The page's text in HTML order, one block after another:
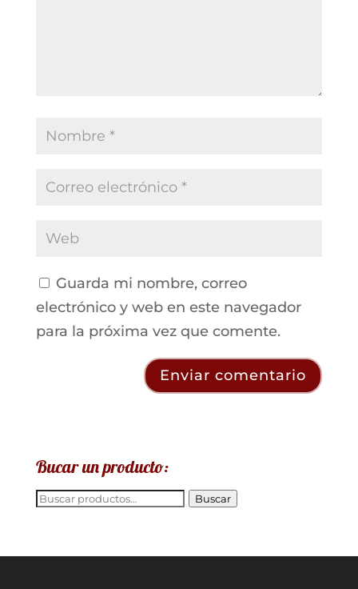
Guarda mi nombre, correo
electrónico y web en este navegador
para la próxima vez que comente.
Bucar un producto:
Buscar
Buscar